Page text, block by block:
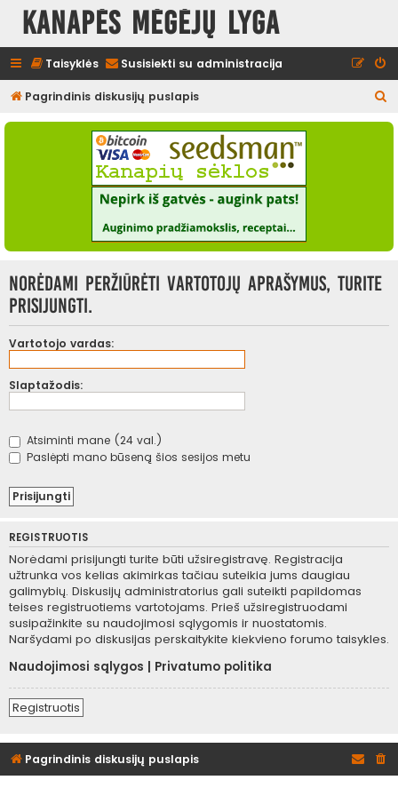
Kanapės mėgėjų lyga
Taisyklės Susisiekti su administracija
Pagrindinis diskusijų puslapis
e
Norėdami peržiūrėti vartotojų aprašymus, turite
prisijungti.
Vartotojo vardas:
Slaptažodis:
Atsiminti mane (24 val.)
Paslėpti mano būseną šios sesijos metu
REGISTRUOTIS
Norėdami prisijungti turite būti užsiregistravę. Registracija
užtrunka vos kelias akimirkas tačiau suteikia jums daugiau
galimybių. Diskusijų administratorius gali suteikti papildomas
teises registruotiems vartotojams. Prieš užsiregistruodami
susipažinkite su naudojimosi sąlygomis ir nuostatomis.
Naršydami po diskusijas perskaitykite kiekvieno forumo taisykles.
Naudojimosi sąlygos
Privatumo politika
Registruotis
Pagrindinis diskusijų puslapis